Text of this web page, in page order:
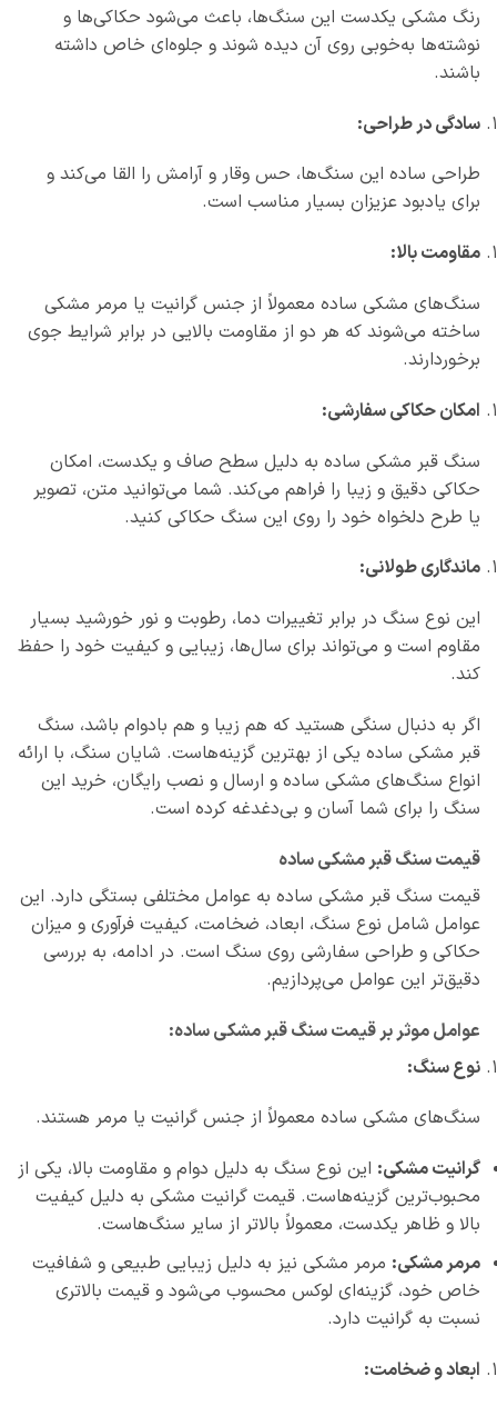
رنگ مشکی یکدست این سنگ‌ها، باعث می‌شود حکاکی‌ها و
نوشته‌ها به‌خوبی روی آن دیده شوند و جلوه‌ای خاص داشته
باشند.
سادگی در طراحی:
طراحی ساده این سنگ‌ها، حس وقار و آرامش را القا می‌کند و
برای یادبود عزیزان بسیار مناسب است.
مقاومت بالا:
سنگ‌های مشکی ساده معمولاً از جنس گرانیت یا مرمر مشکی
ساخته می‌شوند که هر دو از مقاومت بالایی در برابر شرایط جوی
برخوردارند.
امکان حکاکی سفارشی:
سنگ قبر مشکی ساده به دلیل سطح صاف و یکدست، امکان
حکاکی دقیق و زیبا را فراهم می‌کند. شما می‌توانید متن، تصویر
یا طرح دلخواه خود را روی این سنگ حکاکی کنید.
ماندگاری طولانی:
این نوع سنگ در برابر تغییرات دما، رطوبت و نور خورشید بسیار
مقاوم است و می‌تواند برای سال‌ها، زیبایی و کیفیت خود را حفظ
کند.
اگر به دنبال سنگی هستید که هم زیبا و هم بادوام باشد، سنگ
قبر مشکی ساده یکی از بهترین گزینه‌هاست. شایان سنگ، با ارائه
انواع سنگ‌های مشکی ساده و ارسال و نصب رایگان، خرید این
سنگ را برای شما آسان و بی‌دغدغه کرده است.
قیمت سنگ قبر مشکی ساده
قیمت سنگ قبر مشکی ساده به عوامل مختلفی بستگی دارد. این
عوامل شامل نوع سنگ، ابعاد، ضخامت، کیفیت فرآوری و میزان
حکاکی و طراحی سفارشی روی سنگ است. در ادامه، به بررسی
دقیق‌تر این عوامل می‌پردازیم.
عوامل موثر بر قیمت سنگ قبر مشکی ساده:
نوع سنگ:
سنگ‌های مشکی ساده معمولاً از جنس گرانیت یا مرمر هستند.
گرانیت مشکی:این نوع سنگ به دلیل دوام و مقاومت بالا، یکی از
محبوب‌ترین گزینه‌هاست. قیمت گرانیت مشکی به دلیل کیفیت
بالا و ظاهر یکدست، معمولاً بالاتر از سایر سنگ‌هاست.
مرمر مشکی:مرمر مشکی نیز به دلیل زیبایی طبیعی و شفافیت
خاص خود، گزینه‌ای لوکس محسوب می‌شود و قیمت بالاتری
نسبت به گرانیت دارد.
ابعاد و ضخامت: